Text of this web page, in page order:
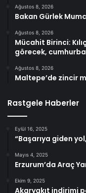
Ağustos 8, 2026
Bakan Gürlek
Ağustos 8, 2026
Mücahit Birinci:
görecek,
Ağustos 8, 2026
Maltepe’de zincir
Rastgele Haberler
Eylül 16, 2025
“Başarıya giden
Mayıs 4, 2025
Erzurum’da Araç
Ekim 9, 2025
Akaryakıt indirimi